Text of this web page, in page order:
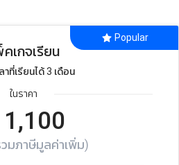
Popular
เกจเรียน
าที่เรียนได้ 3 เดือน
ในราคา
1,100
วมภาษีมูลค่าเพิ่ม)